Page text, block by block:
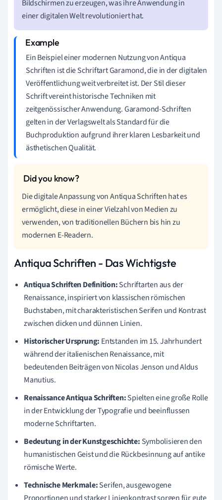
Bildschirmen zu erzeugen, was ihre Anwendung in
einer digitalen Welt revolutioniert hat.
Ein Beispiel einer modernen Nutzung von Antiqua
Schriften ist die Schriftart Garamond, die in der digitalen
Veröffentlichung weit verbreitet ist. Der Stil dieser
Schrift vereint historische Techniken mit
zeitgenössischer Anwendung. Garamond-Schriften
gelten in der Verlagswelt als Standard für die
Buchproduktion aufgrund ihrer klaren Lesbarkeit und
ästhetischen Qualität.
Die digitale Anpassung von Antiqua Schriften hat es
ermöglicht, diese in einer Vielzahl von Medien zu
verwenden, von traditionellen Büchern bis hin zu
modernen E-Readern.
Antiqua Schriften - Das Wichtigste
Antiqua Schriften Definition:Schriftarten aus der
Renaissance, inspiriert von klassischen römischen
Buchstaben, mit charakteristischen Serifen und Kontrast
zwischen dicken und dünnen Linien.
Historischer Ursprung: Entstanden im 15. Jahrhundert
während der italienischen Renaissance, mit
bedeutenden Beiträgen von Nicolas Jenson und Aldus
Manutius.
Renaissance Antiqua Schriften:Spielten eine große Rolle
in der Entwicklung der Typografie und beeinflussen
moderne Schriftarten.
Bedeutung in der Kunstgeschichte: Symbolisieren den
humanistischen Geist und die Rückbesinnung auf antike
römische Werte.
Technische Merkmale:Serifen, ausgewogene
Proportionen und starker Linienkontrast sorgen für gute